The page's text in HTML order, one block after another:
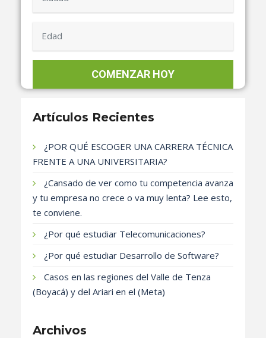
Artículos Recientes
¿POR QUÉ ESCOGER UNA CARRERA TÉCNICA
FRENTE A UNA UNIVERSITARIA?
¿Cansado de ver como tu competencia avanza
y tu empresa no crece o va muy lenta? Lee esto,
te conviene.
¿Por qué estudiar Telecomunicaciones?
¿Por qué estudiar Desarrollo de Software?
Casos en las regiones del Valle de Tenza
(Boyacá) y del Ariari en el (Meta)
Archivos